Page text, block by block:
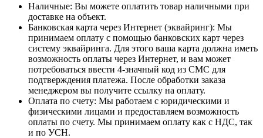
Наличные: Вы можете оплатить товар наличными при
доставке на объект.
Банковская карта через Интернет (эквайринг): Мы
принимаем оплату с помощью банковских карт через
систему эквайринга. Для этого ваша карта должна иметь
возможность оплаты через Интернет, и вам может
потребоваться ввести 4-значный код из СМС для
подтверждения платежа. После обработки заказа
менеджером вы получите ссылку на оплату.
Оплата по счету: Мы работаем с юридическими и
физическими лицами и предоставляем возможность
оплаты по счету. Мы принимаем оплату как с НДС, так
и по УСН.